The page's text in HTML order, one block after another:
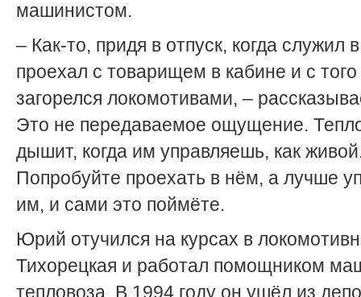
машинистом.
– Как-то, придя в отпуск, когда служил
проехал с товарищем в кабине и с
загорелся локомотивами, –
Это не передаваемое ощущение.
дышит, когда им управляешь, как
Попробуйте проехать в нём, а лучше
им, и сами это поймёте.
Юрий отучился на курсах в
Тихорецкая и работал помощником
тепловоза. В 1994 году он ушёл из